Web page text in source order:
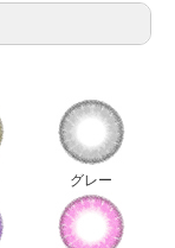
グレー